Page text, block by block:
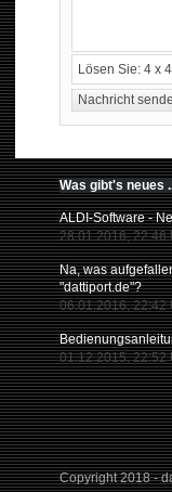
Was gibt's neues
ALDI-Software -
28.01.2016, 22:46
Na, was
"dattiport.de"?
06.01.2016, 22:42
01.12.2015, 22:52
Copyright 2018 -